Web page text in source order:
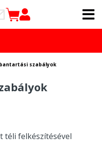
szabályok
téli felkészítésével